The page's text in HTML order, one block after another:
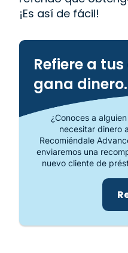
¡Es así de fácil!
Refiere a
gana dinero.
¿Conoces a
necesitar dinero
Recomiéndale
enviaremos una
nuevo cliente de